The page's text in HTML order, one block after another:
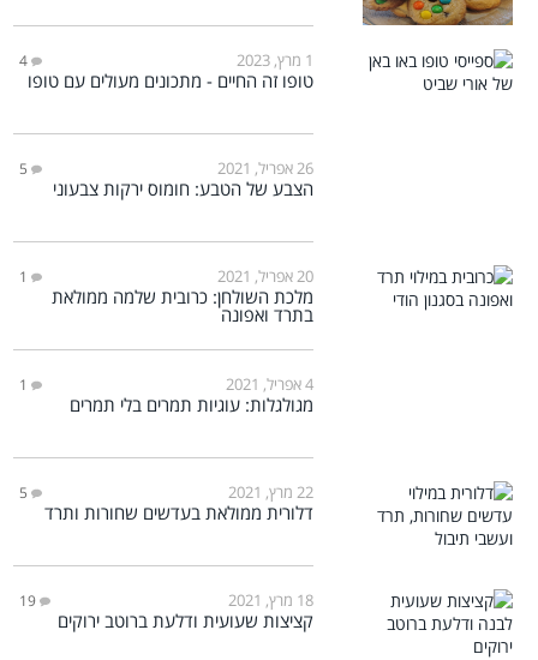
1 מרץ, 2023 4
טופו זה החיים - מתכונים מעולים עם טופו
26 אפריל, 2021 5
הצבע של הטבע: חומוס ירקות צבעוני
20 אפריל, 2021 1
מלכת השולחן: כרובית שלמה ממולאת
בתרד ואפונה
4 אפריל, 2021 1
מגולגלות: עוגיות תמרים בלי תמרים
22 מרץ, 2021 5
דלורית ממולאת בעדשים שחורות ותרד
18 מרץ, 2021 19
קציצות שעועית ודלעת ברוטב ירוקים